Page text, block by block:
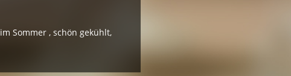
Sommer , schön gekühlt,